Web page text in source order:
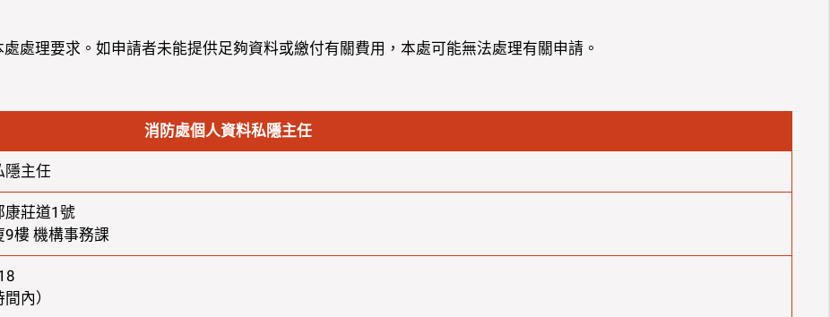
處理要求。如申請者未能提供足夠資料或繳付有關費用，本處可能無法處理有關申請。
消防處個人資料私隱主任
隱主任
康莊道1號
樓 機構事務課
內）